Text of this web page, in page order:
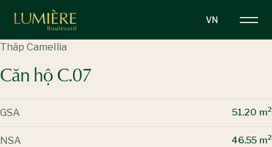
đến
nội
dung
VN
Tháp Camellia
Căn hộ C.07
GSA 51.20 m2
NSA 46.55 m2